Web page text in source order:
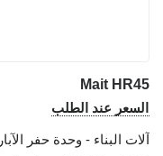
Mait HR45
السعر عند الطلب
آلات البناء - وحدة حفر الآبار